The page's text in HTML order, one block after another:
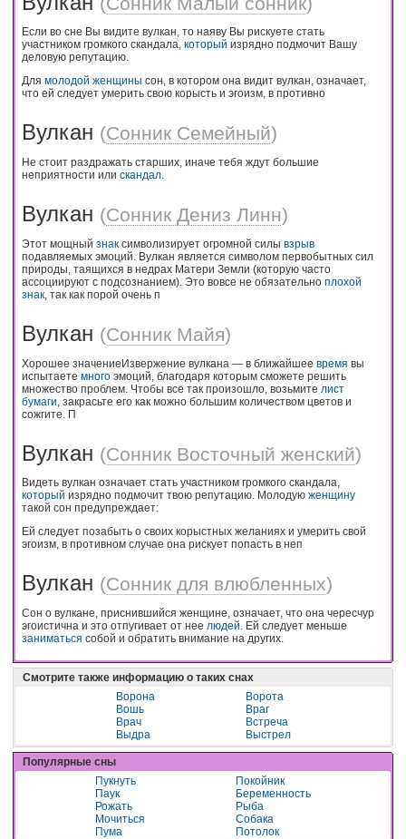
Если во сне Вы видите вулкан, то наяву Вы рискуете стать
участником громкого скандала, который изрядно подмочит Вашу
деловую репутацию.
Для молодой женщины сон, в котором она видит вулкан, означает,
что ей следует умерить свою корысть и эгоизм, в противно
Вулкан (Сонник Семейный)
Не стоит раздражать старших, иначе тебя ждут большие
неприятности или скандал.
Вулкан (Сонник Дениз Линн)
Этот мощный знак символизирует огромной силы взрыв
подавляемых эмоций. Вулкан является символом первобытных сил
природы, таящихся в недрах Матери Земли (которую часто
ассоциируют с подсознанием). Это вовсе не обязательно плохой
знак, так как порой очень п
Вулкан (Сонник Майя)
Хорошее значениеИзвержение вулкана — в ближайшее время вы
испытаете много эмоций, благодаря которым сможете решить
множество проблем. Чтобы все так произошло, возьмите лист
бумаги , закрасьте его как можно большим количеством цветов и
сожгите. П
Вулкан (Сонник Восточный женский)
Видеть вулкан означает стать участником громкого скандала,
который изрядно подмочит твою репутацию. Молодую женщину
такой сон предупреждает:
Ей следует позабыть о своих корыстных желаниях и умерить свой
эгоизм, в противном случае она рискует попасть в неп
Вулкан (Сонник для влюбленных)
Сон о вулкане, приснившийся женщине, означает, что она чересчур
эгоистична и это отпугивает от нее людей. Ей следует меньше
заниматься собой и обратить внимание на других.
Смотрите также информацию о таких снах
Ворона
Ворота
Вошь
Враг
Врач
Встреча
Выдра
Выстрел
Популярные сны
Пукнуть
Покойник
Паук
Беременность
Рожать
Рыба
Мочиться
Собака
Пума
Потолок